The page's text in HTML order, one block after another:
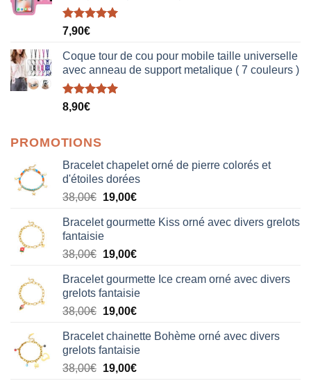
Note5.00
7,90€
Coque tour de cou pour mobile taille universelle
avec anneau de support metalique ( 7 couleurs )
Note5.00
8,90€
PROMOTIONS
Bracelet chapelet orné de pierre colorés et
d'étoiles dorées
38,00€ Le
initial
était :
38,00€.
19,00€Le
actuel
19,00€.
Bracelet gourmette Kiss orné avec divers grelots
fantaisie
38,00€ Le
initial
était :
38,00€.
19,00€Le
actuel
est :
19,00€.
Bracelet gourmette Ice cream orné avec divers
grelots fantaisie
38,00€ Le
initial
était :
38,00€.
19,00€Le
actuel
est :
19,00€.
Bracelet chainette Bohème orné avec divers
grelots fantaisie
38,00€ Le
19,00€Le